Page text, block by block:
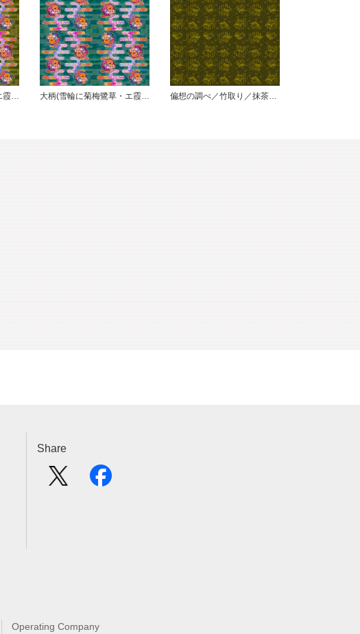
大柄(雪輪に菊梅鷺草・エ霞に雲錦)七宝小紋地柄/鶯/A 大柄(雪輪に菊梅鷺草・エ霞に雲錦)七宝小紋地柄/青緑/A 偏想の調べ／竹取り／抹茶に金（柄小）
Share
Operating Company